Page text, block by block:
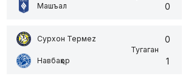
Машъал 0
Сурхон Термеz
Навбаҳор
Тугаган
0
1